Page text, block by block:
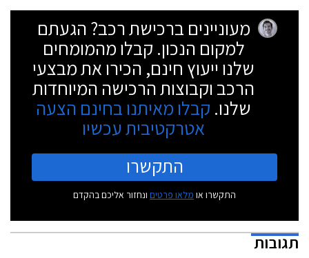
מעוניינים ברכישת רכב? הגעתם
למקום הנכון. קבלו מהמומחים
שלנו ייעוץ חינם, הכירו את מבצעי
הרכב וקבוצות הרכישה המיוחדות
שלנו. קבלו מאיתנו בחינם הצעה
אטרקטיבית עכשיו
התקשרו
התקשרו או מלאו פרטים ונחזור אליכם בהקדם
תגובות